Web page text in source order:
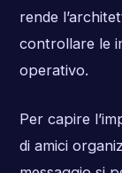
rende
controllare le
operativo.
Per capire
di amici